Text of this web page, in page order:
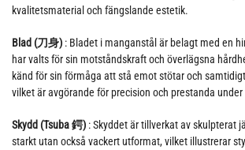
kvalitetsmaterial och fängslande estetik.
Blad (刀身) : Bladet i manganstål är belagt med en
har valts för sin motståndskraft och överlägsna
känd för sin förmåga att stå emot stötar och
vilket är avgörande för precision och prestanda
Skydd (Tsuba 鍔) : Skyddet är tillverkat av skulpterat
starkt utan också vackert utformat, vilket illustrerar